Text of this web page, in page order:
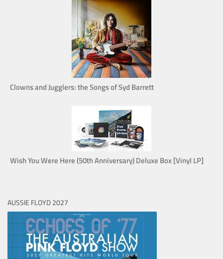
Clowns and Jugglers: the Songs of Syd Barrett
Wish You Were Here (50th Anniversary) Deluxe Box [Vinyl LP]
AUSSIE FLOYD 2027